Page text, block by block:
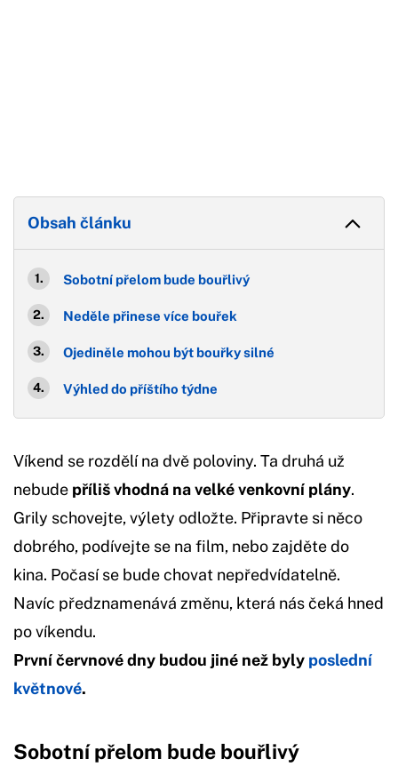
Obsah článku
Sobotní přelom bude bouřlivý
Neděle přinese více bouřek
Ojediněle mohou být bouřky silné
Výhled do příštího týdne
Víkend se rozdělí na dvě poloviny. Ta druhá už
nebude příliš vhodná na velké venkovní plány.
Grily schovejte, výlety odložte. Připravte si něco
dobrého, podívejte se na film, nebo zajděte do
kina. Počasí se bude chovat nepředvídatelně.
Navíc předznamenává změnu, která nás čeká hned
po víkendu.
První červnové dny budou jiné než byly poslední
květnové.
Sobotní přelom bude bouřlivý